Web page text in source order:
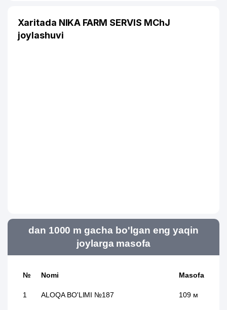
Xaritada NIKA FARM SERVIS MChJ
joylashuvi
dan 1000 m gacha bo'lgan eng yaqin
joylarga masofa
№ Nomi Masofa
1 ALOQA BO'LIMI №187 109 м